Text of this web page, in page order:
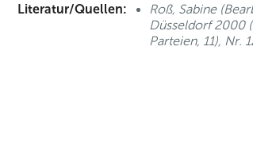
Literatur/Quellen:
Roß, Sabine
Düsseldorf 2000
Parteien, 11), Nr.